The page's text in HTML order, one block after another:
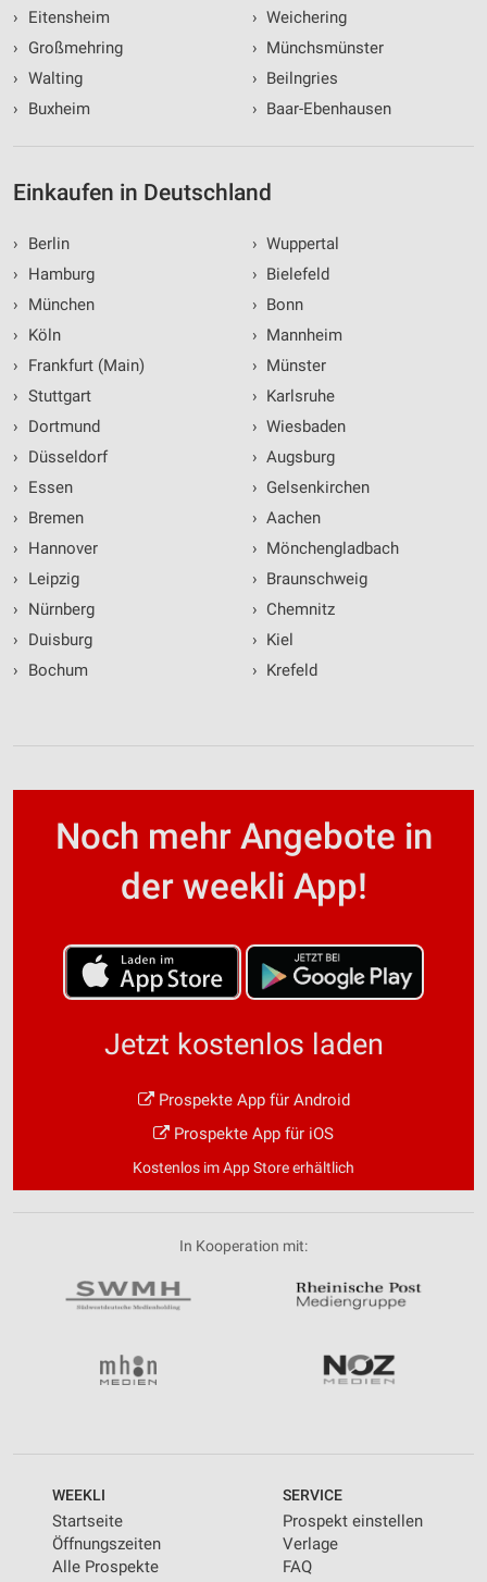
›
Eitensheim
›
Großmehring
› Walting
›
Buxheim
› Weichering
› Münchsmünster
› Beilngries
› Baar-Ebenhausen
Einkaufen in Deutschland
›
Berlin
›
Hamburg
›
München
›
Köln
›
Frankfurt (Main)
› Stuttgart
›
Dortmund
›
Düsseldorf
›
Essen
›
Bremen
›
Hannover
›
Leipzig
›
Nürnberg
›
Duisburg
›
Bochum
› Wuppertal
› Bielefeld
› Bonn
› Mannheim
› Münster
› Karlsruhe
› Wiesbaden
› Augsburg
› Gelsenkirchen
› Aachen
› Mönchengladbach
› Braunschweig
› Chemnitz
› Kiel
› Krefeld
Noch mehr Angebote in
der weekli App!
Jetzt kostenlos laden
Prospekte App für Android
Prospekte App für iOS
Kostenlos im App Store erhältlich
In Kooperation mit:
WEEKLI
Startseite
Öffnungszeiten
Alle Prospekte
SERVICE
Prospekt einstellen
Verlage
FAQ